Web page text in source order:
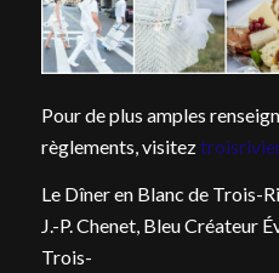
Pour de plus amples
règlements, visitez
Le Dîner en Blanc de Trois-
J.-P. Chenet, Bleu Créateur
Trois-